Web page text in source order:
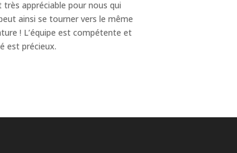
appréciable pour nous qui
ainsi se tourner vers le même
! L’équipe est compétente et
est précieux.